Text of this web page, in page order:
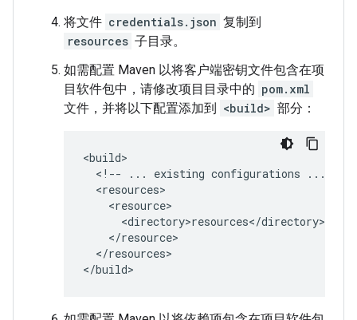
将文件 credentials.json 复制到
resources 子目录。
如需配置 Maven 以将客户端密钥文件包含在项
目软件包中，请修改项目目录中的 pom.xml
文件，并将以下配置添加到 <build> 部分：
<!--
... existing configurations ...
</resources>